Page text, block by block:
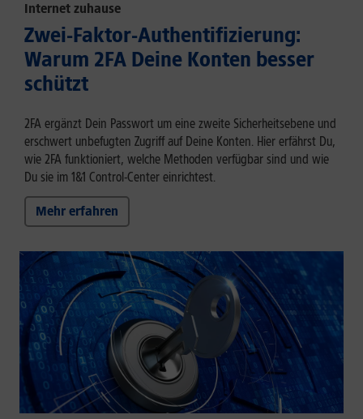
Internet zuhause
Zwei-Faktor-Authentifizierung:
Warum 2FA Deine Konten besser
schützt
2FA ergänzt Dein Passwort um eine zweite Sicherheitsebene und
erschwert unbefugten Zugriff auf Deine Konten. Hier erfährst Du,
wie 2FA funktioniert, welche Methoden verfügbar sind und wie
Du sie im 1&1 Control-Center einrichtest.
Mehr erfahren